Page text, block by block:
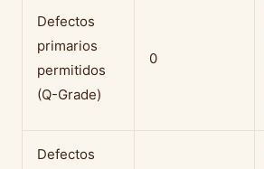
Defectos
primarios
permitidos
(Q-Grade)
0
Defectos